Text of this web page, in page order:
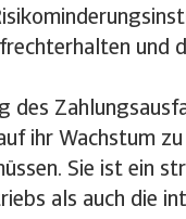
und
des
ihr Wachstum
Sie ist ein
als auch die